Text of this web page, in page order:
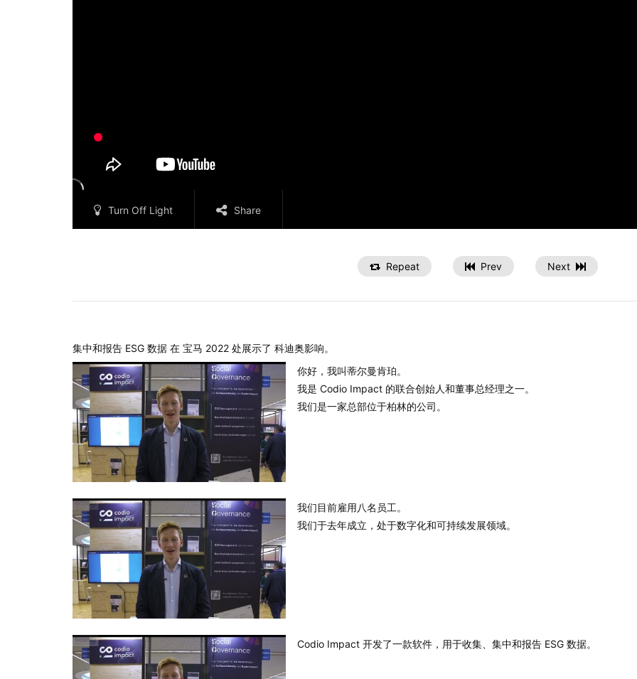
Turn Off Light Share
Repeat Prev Next
集中和报告 ESG 数据 在 宝马 2022 处展示了 科迪奥影响。
你好，我叫蒂尔曼肯珀。
我是 Codio Impact 的联合创始人和董事总经理之一。
我们是一家总部位于柏林的公司。
我们目前雇用八名员工。
我们于去年成立，处于数字化和可持续发展领域。
Codio Impact 开发了一款软件，用于收集、集中和报告 ESG 数据。